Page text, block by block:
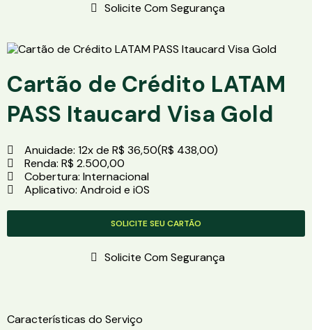
Solicite Com Segurança
Cartão de Crédito LATAM
PASS Itaucard Visa Gold
Anuidade: 12x de R$ 36,50(R$ 438,00)
Renda: R$ 2.500,00
Cobertura: Internacional
Aplicativo: Android e iOS
SOLICITE SEU CARTÃO
Solicite Com Segurança
Características do Serviço